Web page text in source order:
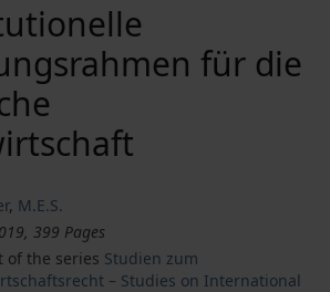
für die
, M.E.S.
399 Pages
of the series Studien zum
– Studies on International